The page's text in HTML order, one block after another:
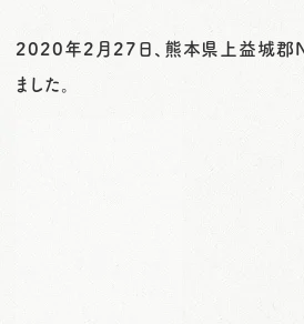
2020年2月27日、熊本県上益城郡
ました。